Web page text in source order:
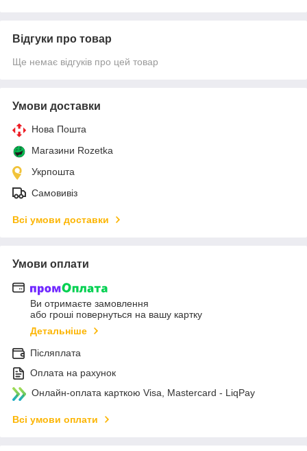
Відгуки про товар
Ще немає відгуків про цей товар
Умови доставки
Нова Пошта
Магазини Rozetka
Укрпошта
Самовивіз
Всі умови доставки
Умови оплати
Ви отримаєте замовлення
або гроші повернуться на вашу картку
Детальніше
Післяплата
Оплата на рахунок
Онлайн-оплата карткою Visa, Mastercard - LiqPay
Всі умови оплати